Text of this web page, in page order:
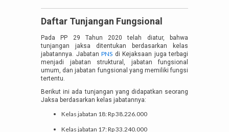
Daftar Tunjangan Fungsional
Pada PP 29 Tahun 2020 telah diatur, bahwa
tunjangan jaksa ditentukan berdasarkan kelas
jabatannya. Jabatan PNS di Kejaksaan juga terbagi
menjadi jabatan struktural, jabatan fungsional
umum, dan jabatan fungsional yang memiliki fungsi
tertentu.
Berikut ini ada tunjangan yang didapatkan seorang
Jaksa berdasarkan kelas jabatannya:
Kelas jabatan 18: Rp 38.226.000
Kelas jabatan 17: Rp 33.240.000